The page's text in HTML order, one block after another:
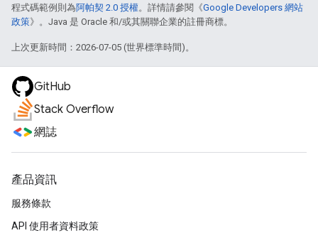
程式碼範例則為阿帕契 2.0 授權。詳情請參閱《Google Developers 網站
政策》。Java 是 Oracle 和/或其關聯企業的註冊商標。
上次更新時間：2026-07-05 (世界標準時間)。
GitHub
Stack Overflow
網誌
產品資訊
服務條款
API 使用者資料政策